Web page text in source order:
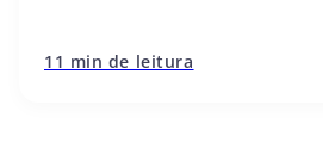
11 min de leitura